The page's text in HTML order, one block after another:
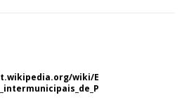
wiki/E